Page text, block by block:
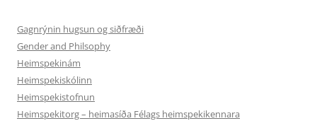
Gagnrýnin hugsun og siðfræði
Gender and Philsophy
Heimspekinám
Heimspekiskólinn
Heimspekistofnun
Heimspekitorg – heimasíða Félags heimspekikennara